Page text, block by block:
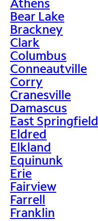
Bear Lake
Brackney
Clark
Columbus
Conneautville
Corry
Cranesville
Damascus
East Springfield
Eldred
Elkland
Equinunk
Erie
Fairview
Farrell
Franklin